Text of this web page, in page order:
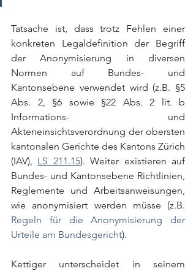
Tatsache ist, dass trotz Fehlen einer
konkreten Legaldefinition der Begriff
der Anonymisierung in diversen
Normen auf Bundes- und
Kantonsebene verwendet wird (z.B. §5
Abs. 2, §6 sowie §22 Abs. 2 lit. b
Informations- und
Akteneinsichtsverordnung der obersten
kantonalen Gerichte des Kantons Zürich
(IAV), LS 211.15). Weiter existieren auf
Bundes- und Kantonsebene Richtlinien,
Reglemente und Arbeitsanweisungen,
Regeln für die Anonymisierung der
Urteile am Bundesgericht).
Kettiger unterscheidet in seinem